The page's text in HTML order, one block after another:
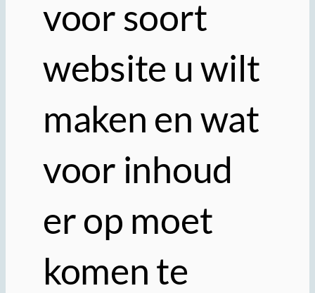
voor soort
website u wilt
maken en wat
voor inhoud
er op moet
komen te